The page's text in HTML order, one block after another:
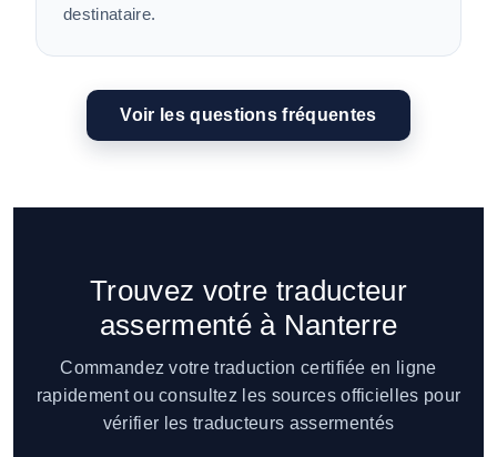
destinataire.
Voir les questions fréquentes
Trouvez votre traducteur
assermenté à Nanterre
Commandez votre traduction certifiée en ligne
rapidement ou consultez les sources officielles pour
vérifier les traducteurs assermentés